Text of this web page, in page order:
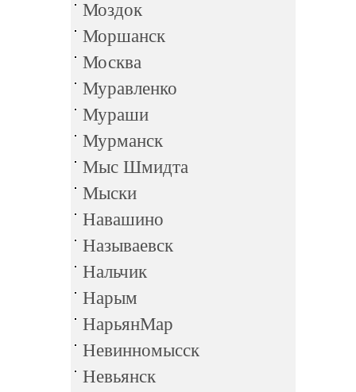
Моздок
Моршанск
Москва
Муравленко
Мураши
Мурманск
Мыс Шмидта
Мыски
Навашино
Называевск
Нальчик
Нарым
НарьянМар
Невинномысск
Невьянск